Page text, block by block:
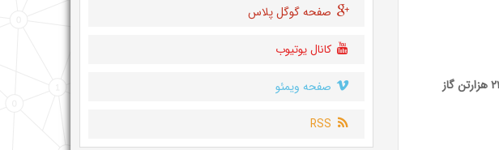
جلوگیری از انتشار ۲۲۰ هزارتن گاز
صفحه گوگل پلاس
کانال یوتیوب
صفحه ویمئو